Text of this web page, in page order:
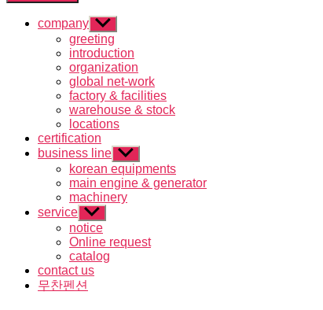
company 하
위
메
뉴
표
시
greeting
introduction
organization
global net-work
factory & facilities
warehouse & stock
locations
certification
business line 하
위
메
뉴
korean equipments
main engine & generator
machinery
service 하
위
메
뉴
표
시
notice
Online request
catalog
contact us
무찬펜션